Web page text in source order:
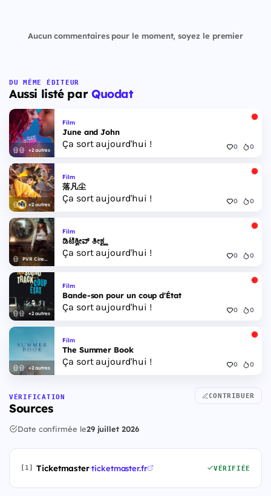
Aucun commentaires pour le moment, soyez le premier
DU MÊME ÉDITEUR
Aussi listé par Quodat
+2 autres
Film
June and John
Ça sort aujourd'hui ! 0 0
+2 autres
Film
落凡尘
Ça sort aujourd'hui ! 0 0
PVR Cinemas
Film
ಡಿಟೆಕ್ವೀವ್ ತೀಕ್ಷ್ಣ
Ça sort aujourd'hui ! 0 0
+2 autres
Film
Bande-son pour un coup d'État
Ça sort aujourd'hui ! 0 0
+2 autres
Film
The Summer Book
Ça sort aujourd'hui ! 0 0
VÉRIFICATION
Sources
CONTRIBUER
Date confirmée le29 juillet 2026
[1] Ticketmaster·ticketmaster.fr VÉRIFIÉE